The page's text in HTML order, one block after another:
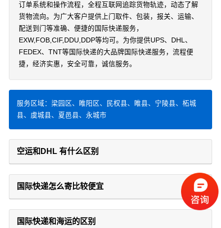
订单系统和操作流程，全程互联网追踪货物轨迹，动态了解
货物流向。为广大客户提供上门取件、包装，报关、运输、
配送到门等准确、便捷的国际快递服务，
EXW,FOB,CIF,DDU,DDP等均可。为你提供UPS、DHL、
FEDEX、TNT等国际快递的大品牌国际快递服务，流程便
捷，经济实惠，安全可靠，诚信服务。
服务区域：梁园区、睢阳区、民权县、睢县、宁陵县、柘城
县、虞城县、夏邑县、永城市
空运和DHL 有什么区别
国际快递怎么寄比较便宜
国际快递和海运的区别